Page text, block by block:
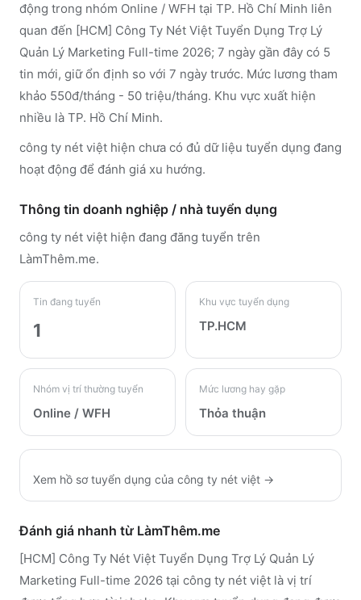
động trong nhóm Online / WFH tại TP. Hồ Chí Minh liên
quan đến [HCM] Công Ty Nét Việt Tuyển Dụng Trợ Lý
Quản Lý Marketing Full-time 2026; 7 ngày gần đây có 5
tin mới, giữ ổn định so với 7 ngày trước. Mức lương tham
khảo 550đ/tháng - 50 triệu/tháng. Khu vực xuất hiện
nhiều là TP. Hồ Chí Minh.
công ty nét việt hiện chưa có đủ dữ liệu tuyển dụng đang
hoạt động để đánh giá xu hướng.
Thông tin doanh nghiệp / nhà tuyển dụng
công ty nét việt hiện đang đăng tuyển trên
LàmThêm.me.
Tin đang tuyển
1
Khu vực tuyển dụng
TP.HCM
Nhóm vị trí thường tuyển
Online / WFH
Mức lương hay gặp
Thỏa thuận
Xem hồ sơ tuyển dụng của công ty nét việt →
Đánh giá nhanh từ LàmThêm.me
[HCM] Công Ty Nét Việt Tuyển Dụng Trợ Lý Quản Lý
Marketing Full-time 2026 tại công ty nét việt là vị trí